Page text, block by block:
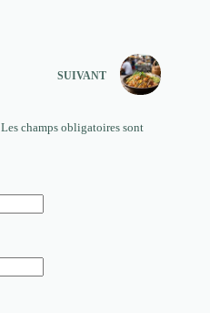
SUIVANT
Les champs obligatoires sont